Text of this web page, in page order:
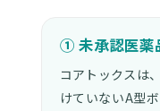
① 未承認医薬
コアトックスは
けていないA型